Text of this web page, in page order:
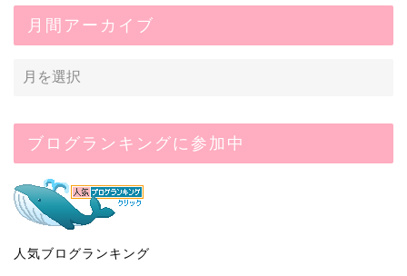
月間アーカイブ
ブログランキングに参加中
人気ブログランキング